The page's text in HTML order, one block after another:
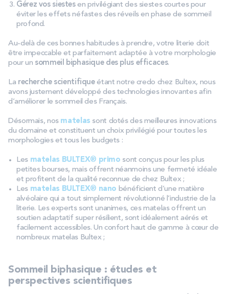
Gérez vos siestesen privilégiant des siestes courtes pour
éviter les effets néfastes des réveils en phase de sommeil
profond.
Au-delà de ces bonnes habitudes à prendre, votre literie doit
être impeccable et parfaitement adaptée à votre morphologie
pour un sommeil biphasique des plus efficaces.
La recherche scientifiqueétant notre credo chez Bultex, nous
avons justement développé des technologies innovantes afin
d’améliorer le sommeil des Français.
Désormais, nos matelas sont dotés des meilleures innovations
du domaine et constituent un choix privilégié pour toutes les
morphologies et tous les budgets :
Les matelas BULTEX® primo sont conçus pour les plus
petites bourses, mais offrent néanmoins une fermeté idéale
et profitent de la qualité reconnue de chez Bultex ;
Les matelas BULTEX® nano bénéficient d’une matière
alvéolaire qui a tout simplement révolutionné l’industrie de la
literie. Les experts sont unanimes, ces matelas offrent un
soutien adaptatif super résilient, sont idéalement aérés et
facilement accessibles. Un confort haut de gamme à cœur de
nombreux matelas Bultex ;
Sommeil biphasique : études et
perspectives scientifiques